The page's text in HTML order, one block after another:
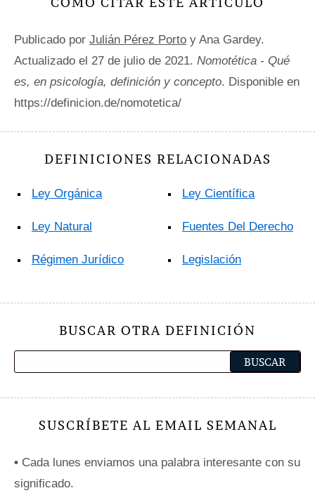
Publicado por Julián Pérez Porto y Ana Gardey.
Actualizado el 27 de julio de 2021. Nomotética - Qué
es, en psicología, definición y concepto. Disponible en
https://definicion.de/nomotetica/
DEFINICIONES RELACIONADAS
Ley Orgánica
Ley Natural
Régimen Jurídico
Ley Científica
Fuentes Del Derecho
Legislación
BUSCAR OTRA DEFINICIÓN
SUSCRÍBETE AL EMAIL SEMANAL
• Cada lunes enviamos una palabra interesante con su
significado.